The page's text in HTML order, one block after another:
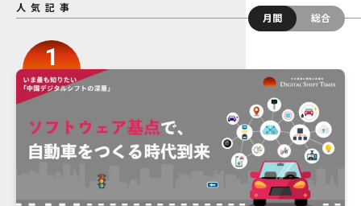
人気記事
月間
総合